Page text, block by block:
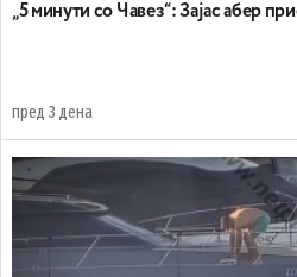
„5 минути со Чавез“: Зајас абер
пред 3 дена